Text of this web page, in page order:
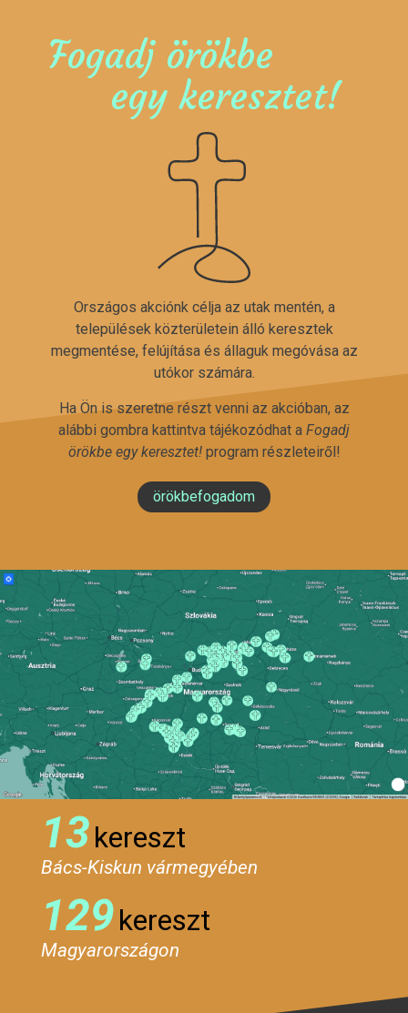
Fogadj örökbe
egy keresztet!
Országos akciónk célja az utak mentén, a
települések közterületein álló keresztek
megmentése, felújítása és állaguk megóvása az
utókor számára.
Ha Ön is szeretne részt venni az akcióban, az
alábbi gombra kattintva tájékozódhat a Fogadj
örökbe egy keresztet!program részleteiről!
örökbefogadom
13kereszt
Bács-Kiskun vármegyében
129kereszt
Magyarországon